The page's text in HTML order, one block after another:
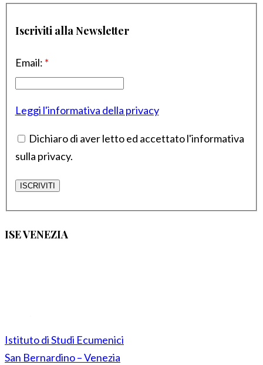
Iscriviti alla Newsletter
Email: *
Leggi l'informativa della privacy
Dichiaro di aver letto ed accettato l'informativa
sulla privacy.
ISE VENEZIA
Istituto di Studi Ecumenici
San Bernardino – Venezia